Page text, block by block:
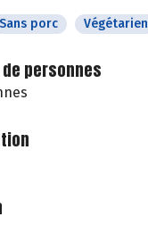
Sans porc Végétarien
de personnes